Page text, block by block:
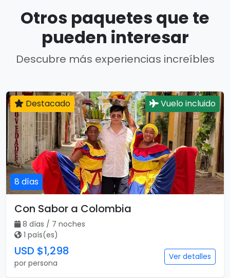
Otros paquetes que te
pueden interesar
Descubre más experiencias increíbles
8 días
Destacado Vuelo incluido
Con Sabor a Colombia
8 días / 7 noches
1 país(es)
USD $1,298
por persona
Ver detalles